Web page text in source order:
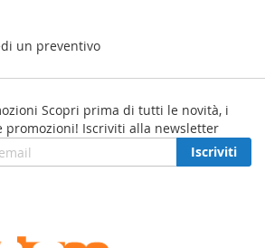
un preventivo
Scopri prima di tutti le novità, i
promozioni! Iscriviti alla newsletter
Iscriviti